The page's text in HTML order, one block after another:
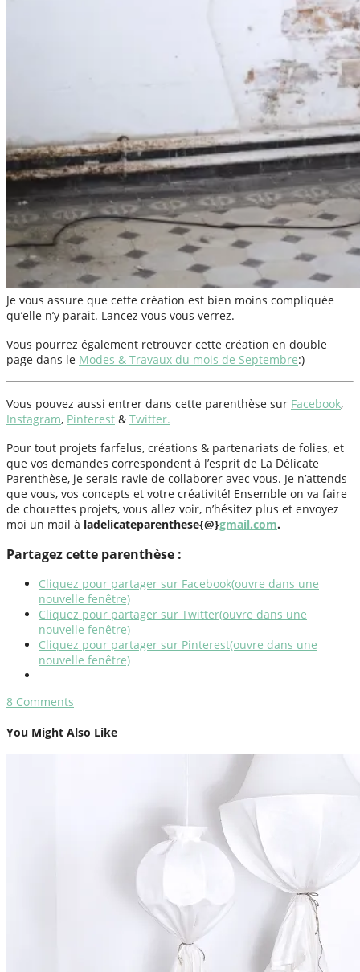
Je vous assure que cette création est bien moins compliquée
qu’elle n’y parait. Lancez vous vous verrez.
Vous pourrez également retrouver cette création en double
page dans le Modes & Travaux du mois de Septembre:)
Vous pouvez aussi entrer dans cette parenthèse sur Facebook,
Instagram, Pinterest & Twitter.
Pour tout projets farfelus, créations & partenariats de folies, et
que vos demandes correspondent à l’esprit de La Délicate
Parenthèse, je serais ravie de collaborer avec vous. Je n’attends
que vous, vos concepts et votre créativité! Ensemble on va faire
de chouettes projets, vous allez voir, n’hésitez plus et envoyez
moi un mail à ladelicateparenthese{@}gmail.com.
Partagez cette parenthèse :
Cliquez pour partager sur Facebook(ouvre dans une
nouvelle fenêtre)
Cliquez pour partager sur Twitter(ouvre dans une
nouvelle fenêtre)
Cliquez pour partager sur Pinterest(ouvre dans une
nouvelle fenêtre)
8 Comments
You Might Also Like